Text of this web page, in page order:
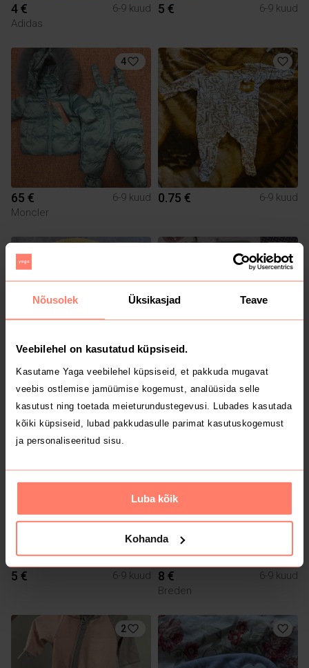
Nõusolek Üksikasjad Teave
Veebilehel on kasutatud küpsiseid.
Kasutame Yaga veebilehel küpsiseid, et pakkuda mugavat
veebis ostlemise jamüümise kogemust, analüüsida selle
kasutust ning toetada meieturundustegevusi. Lubades kasutada
kõiki küpsiseid, lubad pakkudasulle parimat kasutuskogemust
ja personaliseeritud sisu.
Luba kõik
Kohanda
4 €
6-9 kuud
Adidas
5 € 6-9 kuud
4
65 €
6-9 kuud
Moncler
0.75 € 6-9 kuud
5 €
6-9 kuud
Joha
10 €
5 € 6-9 kuud 8 €
6-9 kuud
Breden
2